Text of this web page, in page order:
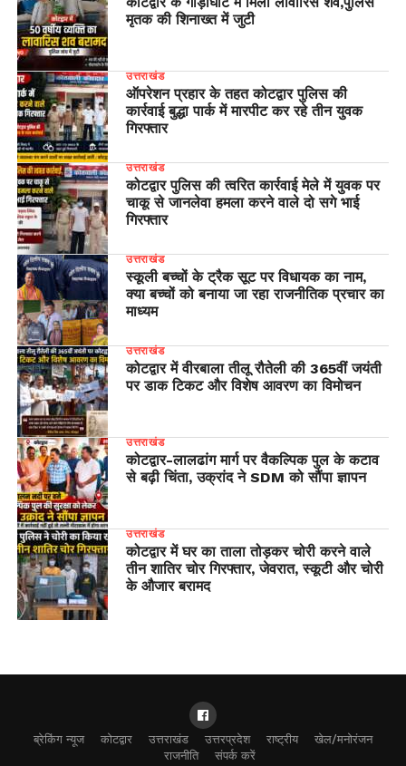
मृतक की शिनाख्त में जुटी
उत्तराखंड
ऑपरेशन प्रहार के तहत कोटद्वार पुलिस की
कार्रवाई बुद्धा पार्क में मारपीट कर रहे तीन युवक
गिरफ्तार
उत्तराखंड
कोटद्वार पुलिस की त्वरित कार्रवाई मेले में युवक पर
चाकू से जानलेवा हमला करने वाले दो सगे भाई
गिरफ्तार
उत्तराखंड
स्कूली बच्चों के ट्रैक सूट पर विधायक का नाम,
क्या बच्चों को बनाया जा रहा राजनीतिक प्रचार का
माध्यम
उत्तराखंड
कोटद्वार में वीरबाला तीलू रौतेली की 365वीं जयंती
पर डाक टिकट और विशेष आवरण का विमोचन
उत्तराखंड
​कोटद्वार-लालढांग मार्ग पर वैकल्पिक पुल के कटाव
से बढ़ी चिंता, उक्रांद ने SDM को सौंपा ज्ञापन
उत्तराखंड
कोटद्वार में घर का ताला तोड़कर चोरी करने वाले
तीन शातिर चोर गिरफ्तार, जेवरात, स्कूटी और चोरी
के औजार बरामद
ब्रेकिंग न्यूज कोटद्वार उत्तराखंड उत्तरप्रदेश राष्ट्रीय
खेल/मनोरंजन
राजनीति
संपर्क करें